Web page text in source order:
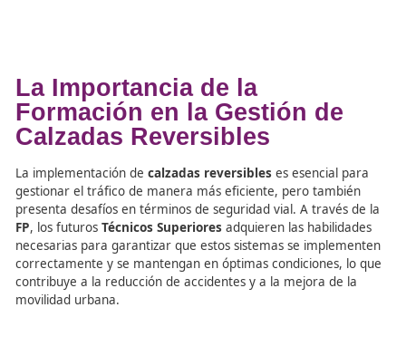
regular las señales de tráfico y los sistemas de
evitar accidentes debido a cambios repentinos en la
del tráfico. Además, deben estar capacitados para
Frase de aprendizaje:
«ElTécnico Superiordebe conocer los sistemas de
y las medidas de seguridad necesarias para asegurar
calzadas reversibles funcionen sin poner en riesgo a los
usuarios.»